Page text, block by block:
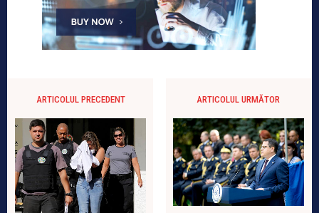
ARTICOLUL PRECEDENT ARTICOLUL URMĂTOR